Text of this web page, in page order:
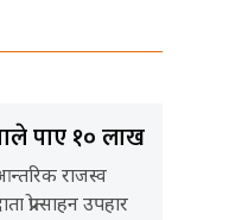
पाए १० लाख
राजस्व
प्रोत्साहन उपहार